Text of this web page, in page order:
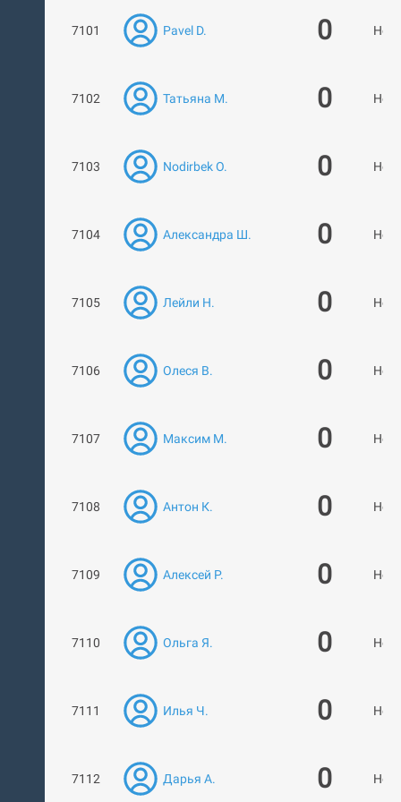
7101 Pavel D. 0 Нет
7102 Татьяна М. 0 Нет
7103 Nodirbek O. 0 Нет
7104 Александра Ш. 0 Нет
7105 Лейли Н. 0 Нет
7106 Олеся В. 0 Нет
7107 Максим М. 0 Нет
7108 Антон К. 0 Нет
7109 Алексей Р. 0 Нет
7110 Ольга Я. 0 Нет
7111 Илья Ч. 0 Нет
7112 Дарья А. 0 Нет